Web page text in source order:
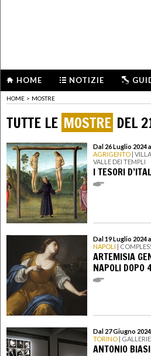
HOME NOTIZIE
HOME > MOSTRE
TUTTE LE MOSTRE DEL
Dal 26 Luglio 2024
AGRIGENTO |
VALLE DEI TEMPLI
I TESORI
Dal 19 Luglio 2024
NAPOLI |
ARTEMISIA
NAPOLI DOPO
Dal 27 Giugno
TORINO |
ANTONIO